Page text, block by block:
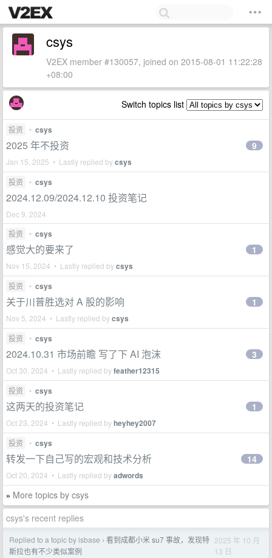
csys
V2EX member #130057, joined on 2015-08-01 11:22:28
+08:00
Switch topics list
投资 • csys
2025 年不投资
Jan 15, 2025 • Lastly replied bycsys
9
投资 • csys
2024.12.09/2024.12.10 投资笔记
Dec 9, 2024
投资
• csys
感觉大的要来了
Nov 15, 2024 • Lastly replied bycsys
1
投资 • csys
关于川普胜选对 A 股的影响
Nov 5, 2024 • Lastly replied bycsys
1
投资 • csys
2024.10.31 市场前瞻 写了下 AI 泡沫
Oct 30, 2024 • Lastly replied byfeather12315
3
投资 • csys
这两天的投资笔记
Oct 23, 2024 • Lastly replied byheyhey2007
1
投资 • csys
转发一下自己写的宏观和技术分析
Oct 20, 2024 • Lastly replied byadwords
14
» More topics by csys
csys's recent replies
Replied to a topic by isbase › 看到成都小米 su7 事故，发现特
斯拉也有不少类似案例
2025 年 10 月
13 日